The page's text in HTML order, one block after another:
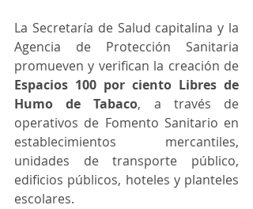
La Secretaría de Salud capitalina y la
Agencia de Protección Sanitaria
Espacios 100 por ciento Libres de
Humo de Tabaco, a través de
operativos de Fomento Sanitario en
establecimientos mercantiles,
unidades de transporte público,
edificios públicos, hoteles y planteles
escolares.